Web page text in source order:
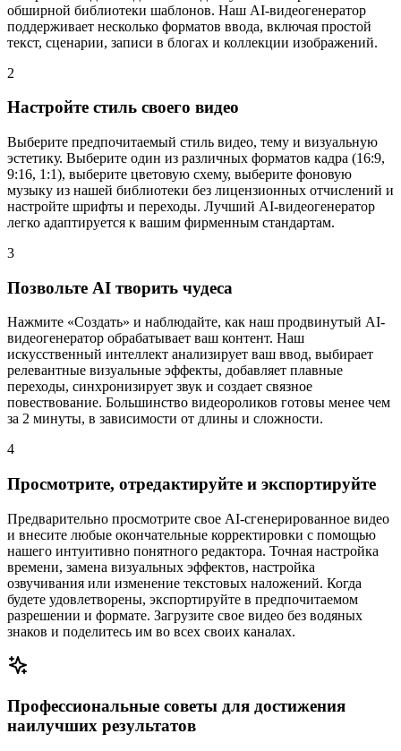
обширной библиотеки шаблонов. Наш AI-видеогенератор
поддерживает несколько форматов ввода, включая простой
текст, сценарии, записи в блогах и коллекции изображений.
2
Настройте стиль своего видео
Выберите предпочитаемый стиль видео, тему и визуальную
эстетику. Выберите один из различных форматов кадра (16:9,
9:16, 1:1), выберите цветовую схему, выберите фоновую
музыку из нашей библиотеки без лицензионных отчислений и
настройте шрифты и переходы. Лучший AI-видеогенератор
легко адаптируется к вашим фирменным стандартам.
3
Позвольте AI творить чудеса
Нажмите «Создать» и наблюдайте, как наш продвинутый AI-
видеогенератор обрабатывает ваш контент. Наш
искусственный интеллект анализирует ваш ввод, выбирает
релевантные визуальные эффекты, добавляет плавные
переходы, синхронизирует звук и создает связное
повествование. Большинство видеороликов готовы менее чем
за 2 минуты, в зависимости от длины и сложности.
4
Просмотрите, отредактируйте и экспортируйте
Предварительно просмотрите свое AI-сгенерированное видео
и внесите любые окончательные корректировки с помощью
нашего интуитивно понятного редактора. Точная настройка
времени, замена визуальных эффектов, настройка
озвучивания или изменение текстовых наложений. Когда
будете удовлетворены, экспортируйте в предпочитаемом
разрешении и формате. Загрузите свое видео без водяных
знаков и поделитесь им во всех своих каналах.
Профессиональные советы для достижения
наилучших результатов